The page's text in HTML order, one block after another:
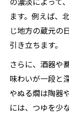
ます。例えば、
じ地方の蔵元の
引き立ちます。
さらに、酒器や
味わいが一段と
やぬる燗は陶器
には、つゆを少